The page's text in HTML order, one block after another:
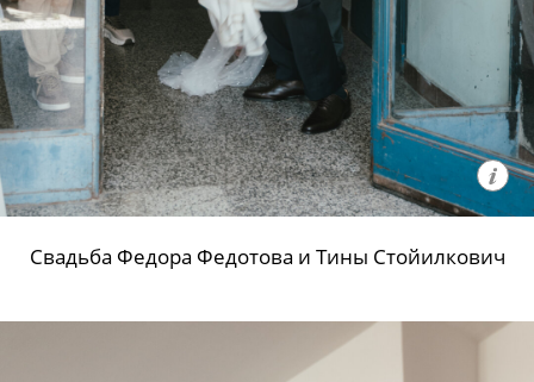
Свадьба Федора Федотова и Тины Стойилкович